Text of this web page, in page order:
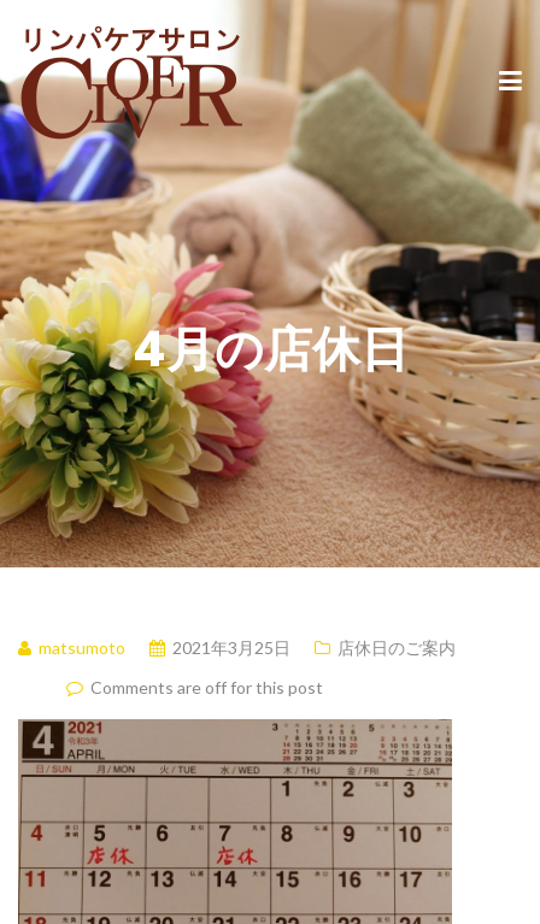
4月の店休日
matsumoto 2021年3月25日
店休日のご案内
Comments are off for this post